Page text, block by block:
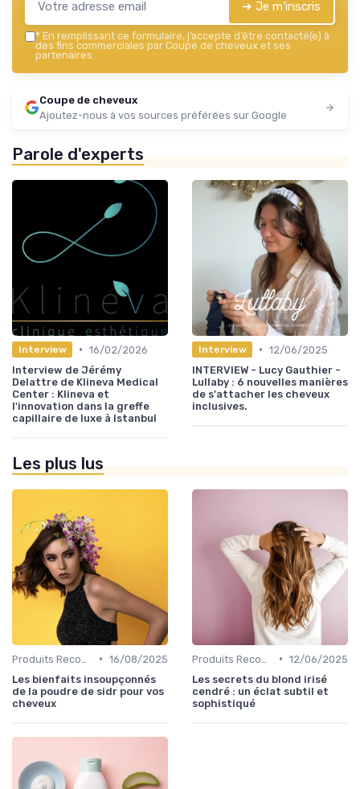
➔ Je m'inscris
* En remplissant ce formulaire, j’accepte d’être contacté(e) à
des fins commerciales par Coupe de cheveux et ses
partenaires.
Coupe de cheveux
Ajoutez-nous à vos sources préférées sur Google
Parole d'experts
Interview • 16/02/2026
Interview de Jérémy
Delattre de Klineva Medical
Center : Klineva et
l'innovation dans la greffe
capillaire de luxe à Istanbul
Interview • 12/06/2025
INTERVIEW - Lucy Gauthier -
Lullaby : 6 nouvelles manières
de s'attacher les cheveux
inclusives.
Les plus lus
• 16/08/2025
Les bienfaits insoupçonnés
de la poudre de sidr pour vos
cheveux
• 12/06/2025
Les secrets du blond irisé
cendré : un éclat subtil et
sophistiqué